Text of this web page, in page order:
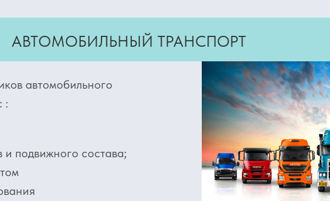
АВТОМОБИЛЬНЫЙ ТРАНСПОРТ
автомобильного
:
и подвижного состава;